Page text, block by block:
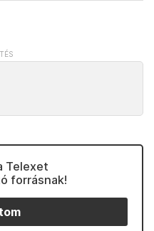
Telexet
forrásnak!